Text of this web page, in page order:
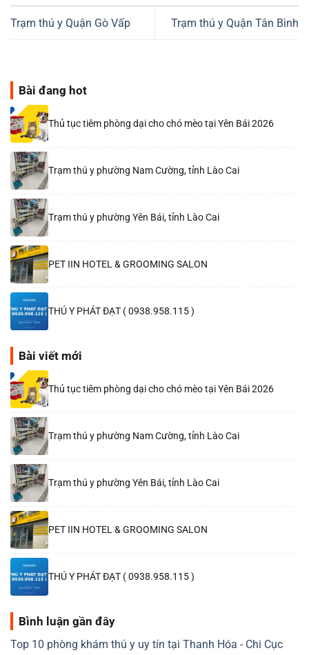
Trạm thú y Quận Gò Vấp Trạm thú y Quận Tân Bình
Bài đang hot
Thủ tục tiêm phòng dại cho chó mèo tại Yên Bái 2026
Trạm thú y phường Nam Cường, tỉnh Lào Cai
Trạm thú y phường Yên Bái, tỉnh Lào Cai
PET IIN HOTEL & GROOMING SALON
THÚ Y PHÁT ĐẠT ( 0938.958.115 )
Bài viết mới
Thủ tục tiêm phòng dại cho chó mèo tại Yên Bái 2026
Trạm thú y phường Nam Cường, tỉnh Lào Cai
Trạm thú y phường Yên Bái, tỉnh Lào Cai
PET IIN HOTEL & GROOMING SALON
THÚ Y PHÁT ĐẠT ( 0938.958.115 )
Bình luận gần đây
Top 10 phòng khám thú y uy tín tại Thanh Hóa - Chi Cục